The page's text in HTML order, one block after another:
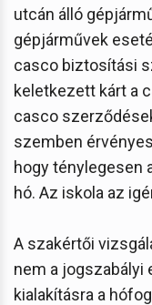
utcán álló
gépjárművek
casco biztosítási
keletkezett kárt a
casco
szemben
hogy ténylegesen
hó. Az iskola az
A szakértői
nem a jogszabályi
kialakításra a